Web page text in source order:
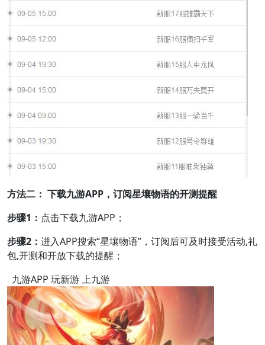
方法二： 下载九游APP，订阅星壤物语的开测提醒
步骤1： 点击下载九游APP；
步骤2： 进入APP搜索“星壤物语”，订阅后可及时接受活动,礼
包,开测和开放下载的提醒；
九游APP 玩新游 上九游